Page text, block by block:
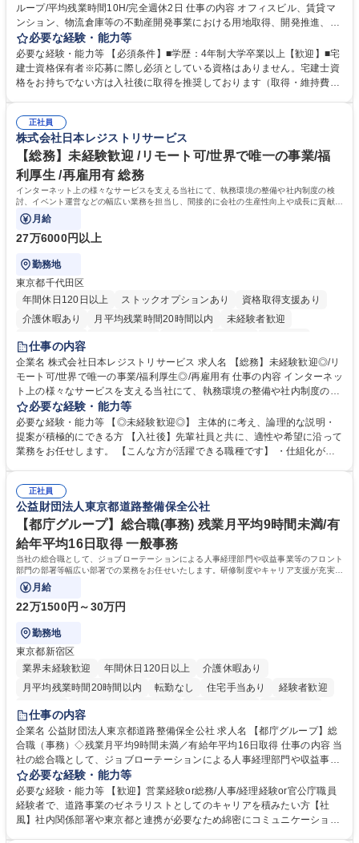
ループ/平均残業時間10H/完全週休2日 仕事の内容 オフィスビル、賃貸マ
ンション、物流倉庫等の不動産開発事業における用地取得、開発推進、賃
貸運営、売却、仲介・活用提案等を行う営業部門において事務業務を担当
いただきます。 【詳細】・契約書管理、契約書製本、捺印対応、ファイリ
ング、登記簿取得、調書取得・支払業務（各種費用支払、支払管理、請
求・支払データ登録、取引先マスター申請対応）・予算作成及び予実管
の他に担当頂く業務が発生する場合があります。 募集職種 【営業事務】
業務職/三井物産グループ/平均残業時間10H/完全週休2日
必要な経験・能力等
必要な経験・能力等 【必須条件】■学歴：4年制大学卒業以上【歓迎】■宅
建士資格保有者※応募に際し必須としている資格はありません。宅建士資
格をお持ちでない方は入社後に取得を推奨しております（取得・維持費用
ション力がある方。 ・チャレンジを厭わず、粘り強く業務に取り組める
方。多様な関係者と謙虚に信頼関係を構築でき、期限を意識したスケジュ
ール管理が出来る方。※将来的に他部署（営業部門、コーポレート部門）
へのジョブローテーションの可能性があります。 学歴・資格 学歴：大学
院 大学 語学力： 資格：宅地建物取引士
正社員
株式会社日本レジストリサービス
【総務】未経験歓迎 /リモート可/世界で唯一の事業/福
利厚生 /再雇用有 総務
インターネット上の様々なサービスを支える当社にて、執務環境の整備や社内制度の検
討、イベント運営などの幅広い業務を担当し、間接的に会社の生産性向上や成長に貢献し
ている部署です。
月給
27万6000円以上
勤務地
東京都千代田区
年間休日120日以上
ストックオプションあり
資格取得支援あり
介護休暇あり
月平均残業時間20時間以内
未経験者歓迎
住宅手当あり
完全週休2日制
交通費支給 駅近5分以内 土日祝休み 服装自由
仕事の内容
企業名 株式会社日本レジストリサービス 求人名 【総務】未経験歓迎◎/リ
モート可/世界で唯一の事業/福利厚生◎/再雇用有 仕事の内容 インターネッ
ト上の様々なサービスを支える当社にて、執務環境の整備や社内制度の検
討、イベント運営などの幅広い業務を担当し、間接的に会社の生産性向上
や成長に貢献している部署です。 会社の全メンバーが安心して長く成果を
発揮できる環境を整えるために、毎日のメンテナンスや維持管理に加え、
新たな施策検討を積極的に行っていただき、会社全体を巻き込み課題解決
幅広い業務の体得が可能で、多様なキャリアパスを描くことも可能です。
募集職種 【総務】未経験歓迎◎/リモート可/世界で唯一の事業/福利厚生◎/
再雇用有
必要な経験・能力等
必要な経験・能力等 【◎未経験歓迎◎】 主体的に考え、論理的な説明・
提案が積極的にできる方 【入社後】先輩社員と共に、適性や希望に沿って
業務をお任せします。 【こんな方が活躍できる職種です】 ・仕組化が好
対処できる・新しいことに興味関心がある 【魅力】■自己啓発支援：資格
取得や通信教育など費用の80%（年間25万円まで）を補助 ■住宅手当：家
賃の50%（月額7万円まで）を補助 学歴・資格 学歴：大学院 大学 語学
力： 資格：
正社員
公益財団法人東京都道路整備保全公社
【都庁グループ】総合職(事務) 残業月平均9時間未満/有
給年平均16日取得 一般事務
当社の総合職として、ジョブローテーションによる人事経理部門や収益事業等のフロント
部門の部署等幅広い部署での業務をお任せいたします。研修制度やキャリア支援が充実し
ております！ ※下記業務詳細
月給
22万1500円～30万円
勤務地
東京都新宿区
業界未経験歓迎
年間休日120日以上
介護休暇あり
月平均残業時間20時間以内
転勤なし 住宅手当あり
経験者歓迎
研修あり
退職金あり
駅近5分以内
資格取得手当あり 食事補助あり
仕事の内容
企業名 公益財団法人東京都道路整備保全公社 求人名 【都庁グループ】総
合職（事務）◇残業月平均9時間未満／有給年平均16日取得 仕事の内容 当
社の総合職として、ジョブローテーションによる人事経理部門や収益事業
等のフロント部門の部署等幅広い部署での業務をお任せいたします。研修
制度やキャリア支援が充実しております！ ※下記業務詳細 【業務詳細】■
管理部門：広報、人事、経理など当公社の運営に係る管理業務 ■収益部
門：駐車場の新規開拓、管理運営、新宿駅西口広場の「イベントコーナ
必要な経験・能力等
必要な経験・能力等 【歓迎】営業経験or総務/人事/経理経験or官公庁職員
経験者で、道路事業のゼネラリストとしてのキャリアを積みたい方【社
風】社内関係部署や東京都と連携が必要なため綿密にコミュニケーション